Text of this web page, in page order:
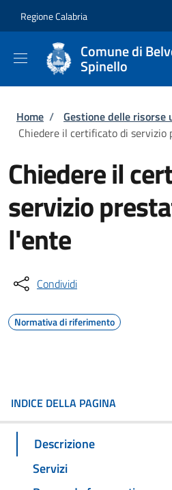
Regione Calabria
Comune di
Spinello
Briciole di pane
Home / Gestione delle risorse
Chiedere il certificato di servizio
Chiedere il
servizio
l'ente
Condividi
Normativa di riferimento
INDICE DELLA PAGINA
Descrizione
Servizi